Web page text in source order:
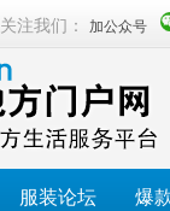
关注我们： 加公众号
服装论坛 爆